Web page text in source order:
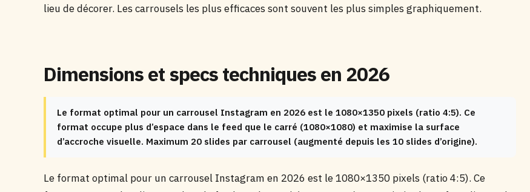
lieu de décorer. Les carrousels les plus efficaces sont souvent les plus simples graphiquement.
Dimensions et specs techniques en 2026
Le format optimal pour un carrousel Instagram en 2026 est le 1080×1350 pixels (ratio 4:5). Ce
format occupe plus d’espace dans le feed que le carré (1080×1080) et maximise la surface
d’accroche visuelle. Maximum 20 slides par carrousel (augmenté depuis les 10 slides d’origine).
Le format optimal pour un carrousel Instagram en 2026 est le 1080×1350 pixels (ratio 4:5). Ce